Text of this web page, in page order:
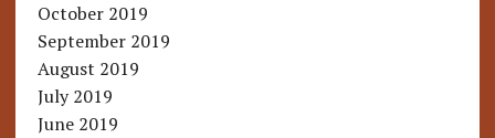
October 2019
September 2019
August 2019
July 2019
June 2019